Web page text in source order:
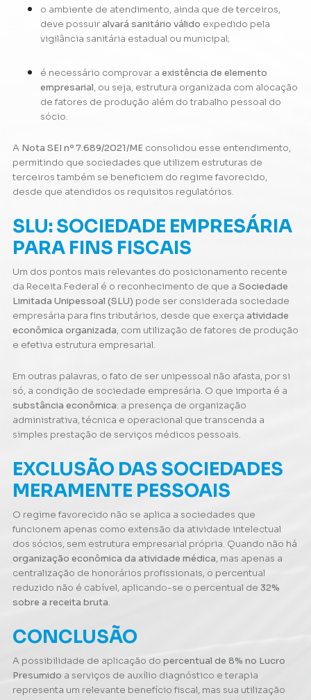
o ambiente de atendimento, ainda que de terceiros,
deve possuir alvará sanitário válido expedido pela
vigilância sanitária estadual ou municipal;
é necessário comprovar a existência de elemento
empresarial, ou seja, estrutura organizada com alocação
de fatores de produção além do trabalho pessoal do
sócio.
A Nota SEI nº 7.689/2021/ME consolidou esse entendimento,
permitindo que sociedades que utilizem estruturas de
terceiros também se beneficiem do regime favorecido,
desde que atendidos os requisitos regulatórios.
SLU: SOCIEDADE EMPRESÁRIA
PARA FINS FISCAIS
Um dos pontos mais relevantes do posicionamento recente
da Receita Federal é o reconhecimento de que a Sociedade
Limitada Unipessoal (SLU) pode ser considerada sociedade
empresária para fins tributários, desde que exerça atividade
econômica organizada, com utilização de fatores de produção
e efetiva estrutura empresarial.
Em outras palavras, o fato de ser unipessoal não afasta, por si
só, a condição de sociedade empresária. O que importa é a
substância econômica: a presença de organização
administrativa, técnica e operacional que transcenda a
simples prestação de serviços médicos pessoais.
EXCLUSÃO DAS SOCIEDADES
MERAMENTE PESSOAIS
O regime favorecido não se aplica a sociedades que
funcionem apenas como extensão da atividade intelectual
dos sócios, sem estrutura empresarial própria. Quando não há
organização econômica da atividade médica, mas apenas a
centralização de honorários profissionais, o percentual
reduzido não é cabível, aplicando-se o percentual de 32%
sobre a receita bruta.
CONCLUSÃO
A possibilidade de aplicação do percentual de 8% no Lucro
Presumido a serviços de auxílio diagnóstico e terapia
representa um relevante benefício fiscal, mas sua utilização